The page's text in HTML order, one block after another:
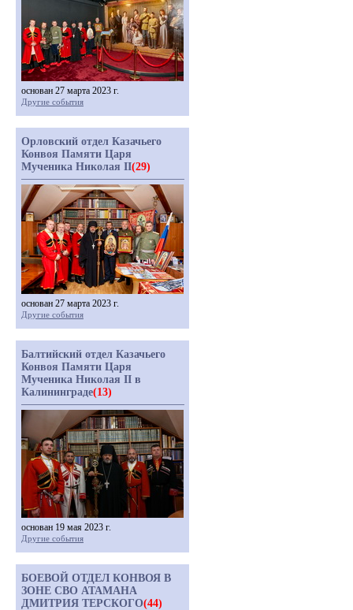
основан 27 марта 2023 г.
Другие события
Орловский отдел Казачьего
Конвоя Памяти Царя
Мученика Николая II(29)
основан 27 марта 2023 г.
Другие события
Балтийский отдел Казачьего
Конвоя Памяти Царя
Мученика Николая II в
Калининграде(13)
основан 19 мая 2023 г.
Другие события
БОЕВОЙ ОТДЕЛ КОНВОЯ В
ЗОНЕ СВО АТАМАНА
ДМИТРИЯ ТЕРСКОГО(44)